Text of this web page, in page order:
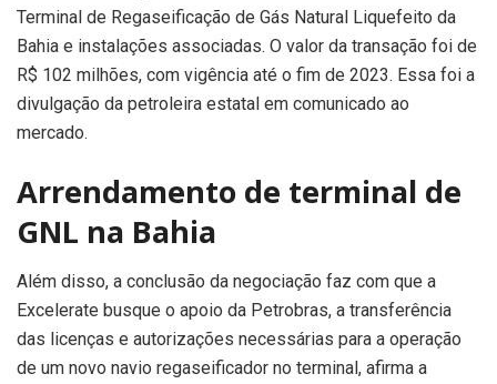
Terminal de Regaseificação de Gás Natural Liquefeito da
Bahia e instalações associadas. O valor da transação foi de
R$ 102 milhões, com vigência até o fim de 2023. Essa foi a
divulgação da petroleira estatal em comunicado ao
mercado.
Arrendamento de terminal de
GNL na Bahia
Além disso, a conclusão da negociação faz com que a
Excelerate busque o apoio da Petrobras, a transferência
das licenças e autorizações necessárias para a operação
de um novo navio regaseificador no terminal, afirma a